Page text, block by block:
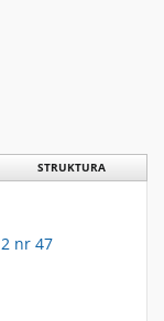
STRUKTURA
nr 47